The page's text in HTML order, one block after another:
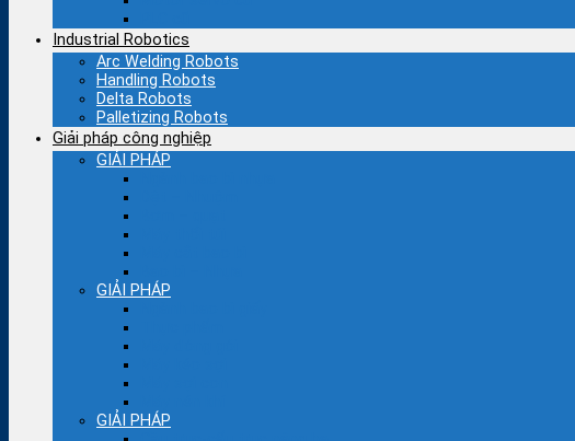
Industrial Robotics
Arc Welding Robots
Handling Robots
Delta Robots
Palletizing Robots
Giải pháp công nghiệp
GIẢI PHÁP
GIẢI PHÁP
GIẢI PHÁP